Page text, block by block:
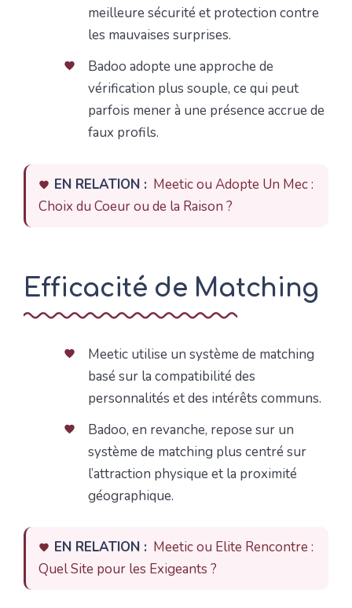
meilleure sécurité et protection contre
les mauvaises surprises.
Badoo adopte une approche de
vérification plus souple, ce qui peut
parfois mener à une présence accrue de
faux profils.
EN RELATION : Meetic ou Adopte Un Mec :
Choix du Coeur ou de la Raison ?
Efficacité de Matching
Meetic utilise un système de matching
basé sur la compatibilité des
personnalités et des intérêts communs.
Badoo, en revanche, repose sur un
système de matching plus centré sur
l’attraction physique et la proximité
géographique.
EN RELATION : Meetic ou Elite Rencontre :
Quel Site pour les Exigeants ?